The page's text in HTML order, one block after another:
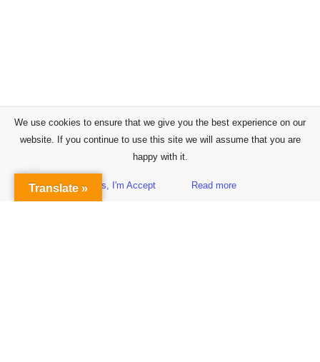
Sidebar
We use cookies to ensure that we give you the best experience on our
website. If you continue to use this site we will assume that you are
happy with it.
Yes, I'm Accept Read more
Translate »